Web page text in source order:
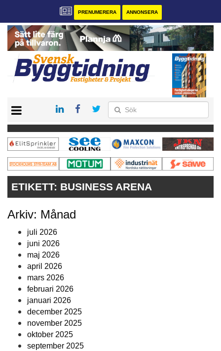
PRENUMERERA ANNONSERA
PRENUMERERA
VÅRA ANDRA MAGASIN
ANNONSERA
KONTAKT
ETIKETT: BUSINESS ARENA
Arkiv: Månad
juli 2026
juni 2026
maj 2026
april 2026
mars 2026
februari 2026
januari 2026
december 2025
november 2025
oktober 2025
september 2025